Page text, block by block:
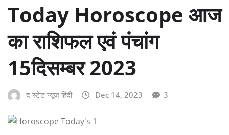
Today Horoscope आज
का राशिफल एवं पंचांग
15दिसम्बर 2023
द स्टेट न्यूज़ हिंदी Dec 14, 2023 3